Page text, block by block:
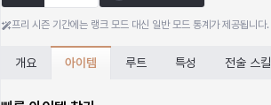
프리 시즌 기간에는 랭크 모드 대신 일반 모드 통계가 제공됩니다.
개요 아이템 루트 특성 전술 스킬